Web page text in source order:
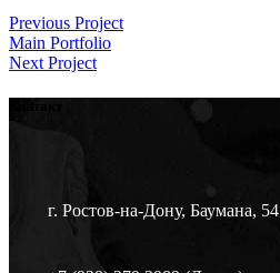
Previous Project
Main Portfolio
Next Project
г. Ростов-на-Дону, Баумана, 54